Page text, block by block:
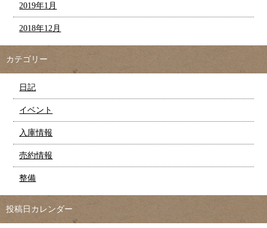
2019年1月
2018年12月
カテゴリー
日記
イベント
入庫情報
売約情報
整備
投稿日カレンダー